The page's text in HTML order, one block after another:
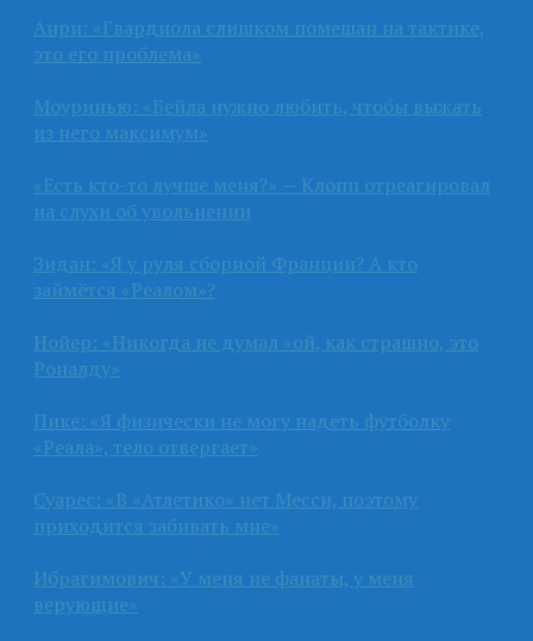
Анри: «Гвардиола слишком помешан на тактике,
это его проблема»
Моуринью: «Бейла нужно любить, чтобы выжать
из него максимум»
«Есть кто-то лучше меня?» — Клопп отреагировал
на слухи об увольнении
Зидан: «Я у руля сборной Франции? А кто
займётся «Реалом»?
Нойер: «Никогда не думал «ой, как страшно, это
Роналду»
Пике: «Я физически не могу надеть футболку
«Реала», тело отвергает»
Суарес: «В «Атлетико» нет Месси, поэтому
приходится забивать мне»
Ибрагимович: «У меня не фанаты, у меня
верующие»